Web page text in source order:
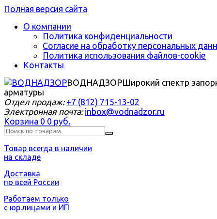
Полная версия сайта
О компании
Политика конфиденциальности
Согласие на обработку персональных
Политика использования файлов-cookie
Контакты
ВОДНАДЗОРШирокий спектр
арматуры
Отдел продаж: +7 (812) 715-13-02
Электронная почта: inbox@vodnadzor.ru
Корзина 0 0 руб.
Товар всегда в наличии
на складе
Доставка
по всей России
Работаем только
с юр.лицами и ИП